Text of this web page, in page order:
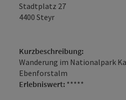
Stadtplatz 27
4400 Steyr
Kurzbeschreibung:
Wanderung im Nationalpark
Ebenforstalm
Erlebniswert: *****